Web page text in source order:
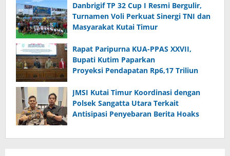
Danbrigif TP 32 Cup I Resmi Bergulir,
Turnamen Voli Perkuat Sinergi TNI dan
Masyarakat Kutai Timur
Rapat Paripurna KUA-PPAS XXVII,
Bupati Kutim Paparkan
Proyeksi Pendapatan Rp6,17 Triliun
JMSI Kutai Timur Koordinasi dengan
Polsek Sangatta Utara Terkait
Antisipasi Penyebaran Berita Hoaks